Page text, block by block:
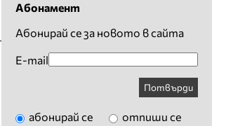
Абонамент
Абонирай се за новото в сайта
E-mail
Потвърди
абонирай се отпиши се